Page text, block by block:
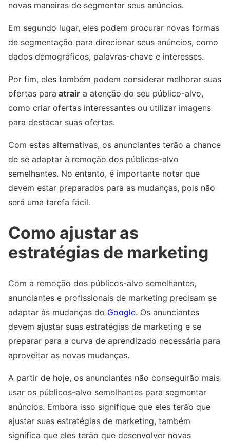
novas maneiras de segmentar seus anúncios.
Em segundo lugar, eles podem procurar novas formas
de segmentação para direcionar seus anúncios, como
dados demográficos, palavras-chave e interesses.
Por fim, eles também podem considerar melhorar suas
ofertas para atrair a atenção do seu público-alvo,
como criar ofertas interessantes ou utilizar imagens
para destacar suas ofertas.
Com estas alternativas, os anunciantes terão a chance
de se adaptar à remoção dos públicos-alvo
semelhantes. No entanto, é importante notar que
devem estar preparados para as mudanças, pois não
será uma tarefa fácil.
Como ajustar as
estratégias de marketing
Com a remoção dos públicos-alvo semelhantes,
anunciantes e profissionais de marketing precisam se
adaptar às mudanças do Google. Os anunciantes
devem ajustar suas estratégias de marketing e se
preparar para a curva de aprendizado necessária para
aproveitar as novas mudanças.
A partir de hoje, os anunciantes não conseguirão mais
usar os públicos-alvo semelhantes para segmentar
anúncios. Embora isso signifique que eles terão que
ajustar suas estratégias de marketing, também
significa que eles terão que desenvolver novas